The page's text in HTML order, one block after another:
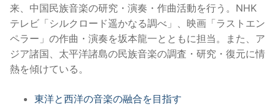
来、中国民族音楽の研究・演奏・作曲活動を行う。NHK
テレビ「シルクロード遥かなる調べ」、映画「ラストエン
ペラー」の作曲・演奏を坂本龍一とともに担当。また、ア
ジア諸国、太平洋諸島の民族音楽の調査・研究・復元に情
熱を傾けている。
東洋と西洋の音楽の融合を目指す